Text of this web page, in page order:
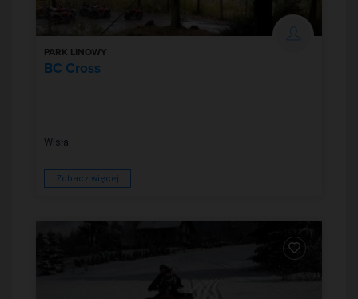
PARK LINOWY
BC Cross
Wisła
Zobacz więcej